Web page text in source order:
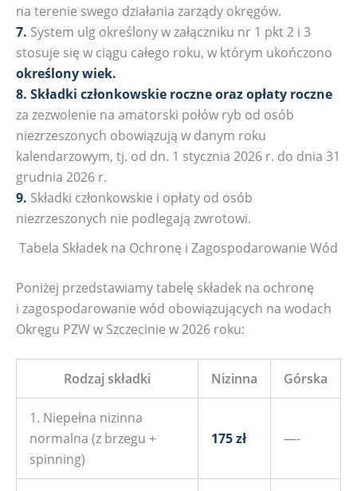
na terenie swego działania zarządy okręgów.
7. System ulg określony w załączniku nr 1 pkt 2 i 3
stosuje się w ciągu całego roku, w którym ukończono
określony wiek.
8. Składki członkowskie roczne oraz opłaty roczne
za zezwolenie na amatorski połów ryb od osób
niezrzeszonych obowiązują w danym roku
kalendarzowym, tj. od dn. 1 stycznia 2026 r. do dnia 31
grudnia 2026 r.
9. Składki członkowskie i opłaty od osób
niezrzeszonych nie podlegają zwrotowi.
Tabela Składek na Ochronę i Zagospodarowanie Wód
Poniżej przedstawiamy tabelę składek na ochronę
i zagospodarowanie wód obowiązujących na wodach
Okręgu PZW w Szczecinie w 2026 roku:
Rodzaj składki Nizinna Górska
1. Niepełna nizinna
normalna (z brzegu +
spinning)
175 zł —-